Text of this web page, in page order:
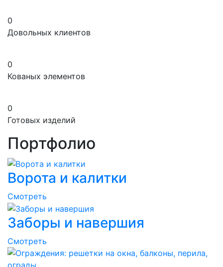
0
Довольных клиентов
0
Кованых элементов
0
Готовых изделий
Портфолио
Ворота и калитки
Смотреть
Заборы и навершия
Смотреть